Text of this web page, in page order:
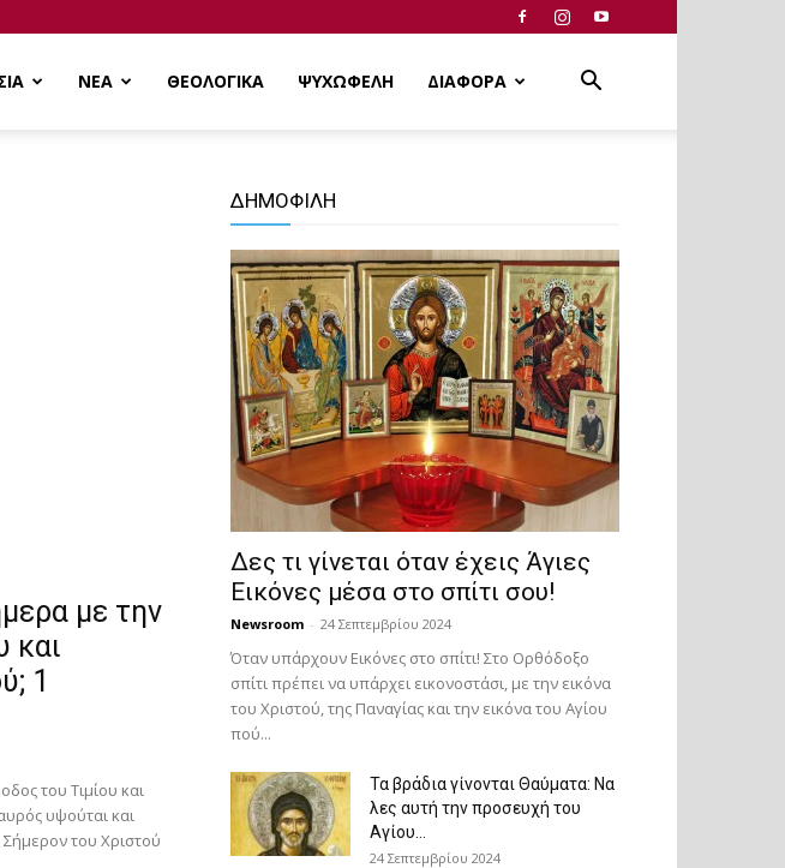
ΝΕΑ ΘΕΟΛΟΓΙΚΑ ΨΥΧΩΦΕΛΗ ΔΙΑΦΟΡΑ
με την
και
1
του Τιμίου και
υψούται και
του Χριστού
ΔΗΜΟΦΙΛΗ
Δες τι γίνεται όταν έχεις Άγιες
Εικόνες μέσα στο σπίτι σου!
Newsroom - 24 Σεπτεμβρίου 2024
Όταν υπάρχουν Εικόνες στο σπίτι! Στο Ορθόδοξο
σπίτι πρέπει να υπάρχει εικονοστάσι, με την εικόνα
του Χριστού, της Παν­αγίας και την εικόνα του Αγίου
πού...
Τα βράδια γίνονται Θαύματα: Να
λες αυτή την προσευχή του
Αγίου...
24 Σεπτεμβρίου 2024